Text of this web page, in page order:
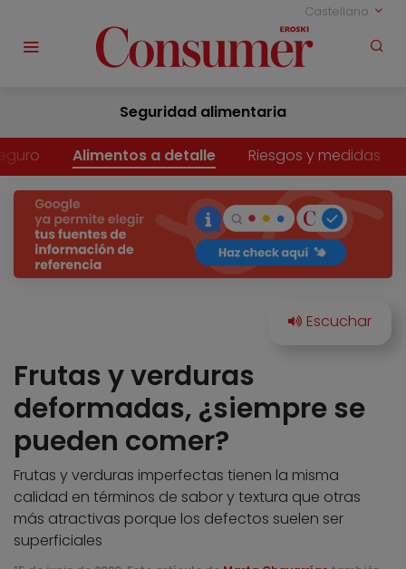
Castellano
Seguridad alimentaria
Alimentos a detalle Riesgos y medidas
Frutas y verduras
deformadas, ¿siempre se
pueden comer?
Frutas y verduras imperfectas tienen la misma
calidad en términos de sabor y textura que otras
más atractivas porque los defectos suelen ser
superficiales